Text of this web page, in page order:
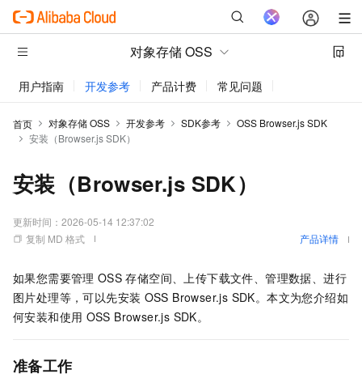
对象存储 OSS
用户指南 开发参考 产品计费 常见问题
首页 对象存储 OSS 开发参考 SDK参考
OSS Browser.js SDK
安装（Browser.js SDK）
安装（Browser.js SDK）
更新时间： 2026-05-14 12:37:02
复制 MD 格式
产品详情
如果您需要管理 OSS 存储空间、上传下载文件、管理数据、进行
图片处理等，可以先安装 OSS Browser.js SDK。本文为您介绍如
何安装和使用 OSS Browser.js SDK。
准备工作